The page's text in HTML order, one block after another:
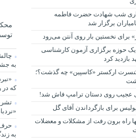
شب شهادت حضرت فاطمه
برگزار شد
برای نخستین بار روی آنتن می‌رود
یک حوزه برگزاری آزمون کارشناسی
بازدید کرد
کنسرت ارکستر «کاسپین» چه گذشت؟؛
عجیب روی دستان ترامپ فاش شد!
برای بازگرداندن آقای گل
راه برون رفت از مشکلات و معضلات
به
که در
به